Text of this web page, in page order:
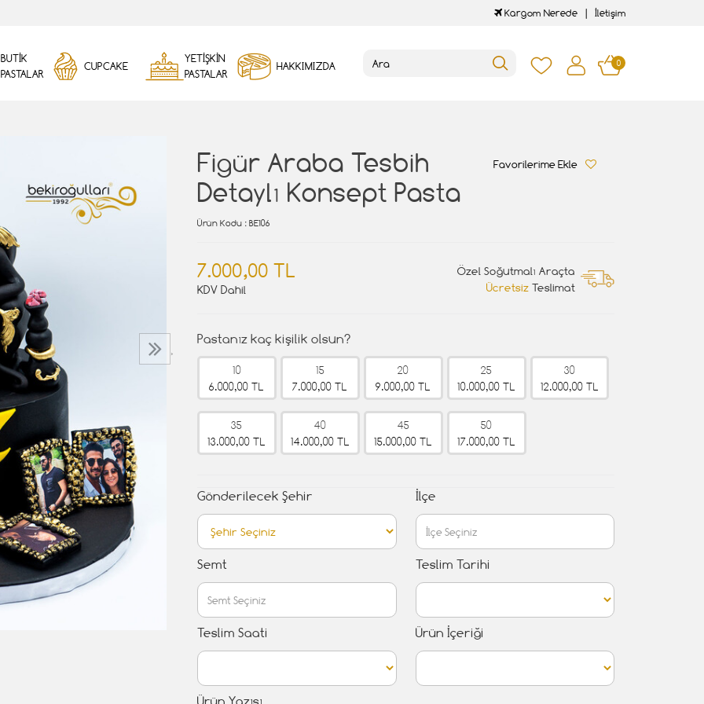
Kargom Nerede İletişim
BUTİK
PASTALAR
CUPCAKE
YETİŞKİN
PASTALAR
HAKKIMIZDA 0
›
Figür Araba Tesbih
Detaylı Konsept Pasta
Favorilerime Ekle
Ürün Kodu : BE106
7.000,00 TL
KDV Dahil
Özel Soğutmalı Araçta
Ücretsiz Teslimat
Pastanız kaç kişilik olsun?
10
6.000,00 TL
15
7.000,00 TL
20
9.000,00 TL
25
10.000,00 TL
30
12.000,00 TL
35
13.000,00 TL
40
14.000,00 TL
45
15.000,00 TL
50
17.000,00 TL
Gönderilecek Şehir İlçe
Semt Teslim Tarihi
Teslim Saati Ürün İçeriği